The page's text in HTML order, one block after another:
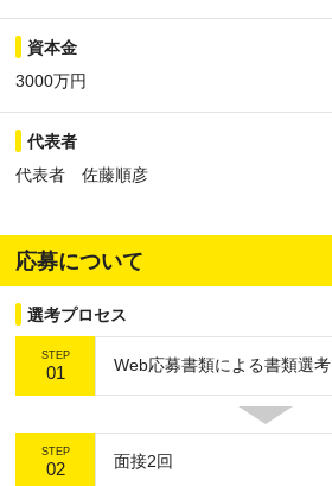
資本金
3000万円
代表者
代表者 佐藤順彦
応募について
選考プロセス
STEP
01 Web応募書類による書類選考
STEP
02 面接2回